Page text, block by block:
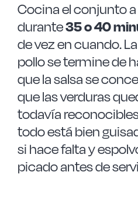
Cocina el conjunto
durante35 o 40
de vez en cuando.
pollo se termine de
que la salsa se
que las verduras
todavía
todo está bien
si hace falta y
picado antes de